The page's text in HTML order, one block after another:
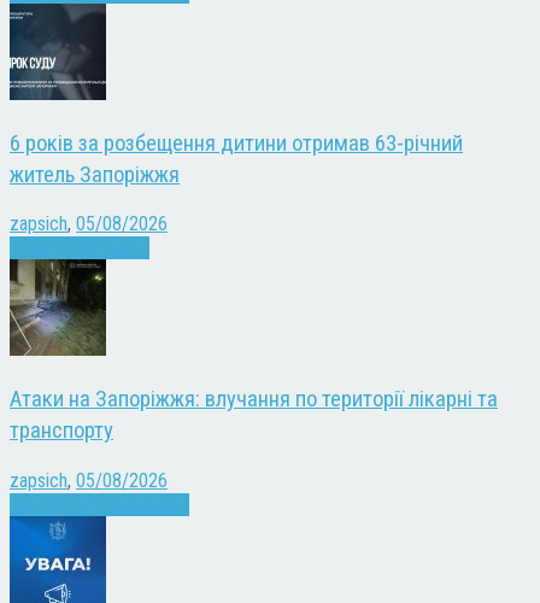
6 років за розбещення дитини отримав 63-річний
житель Запоріжжя
zapsich, 05/08/2026
Атаки на Запоріжжя: влучання по території лікарні та
транспорту
zapsich, 05/08/2026